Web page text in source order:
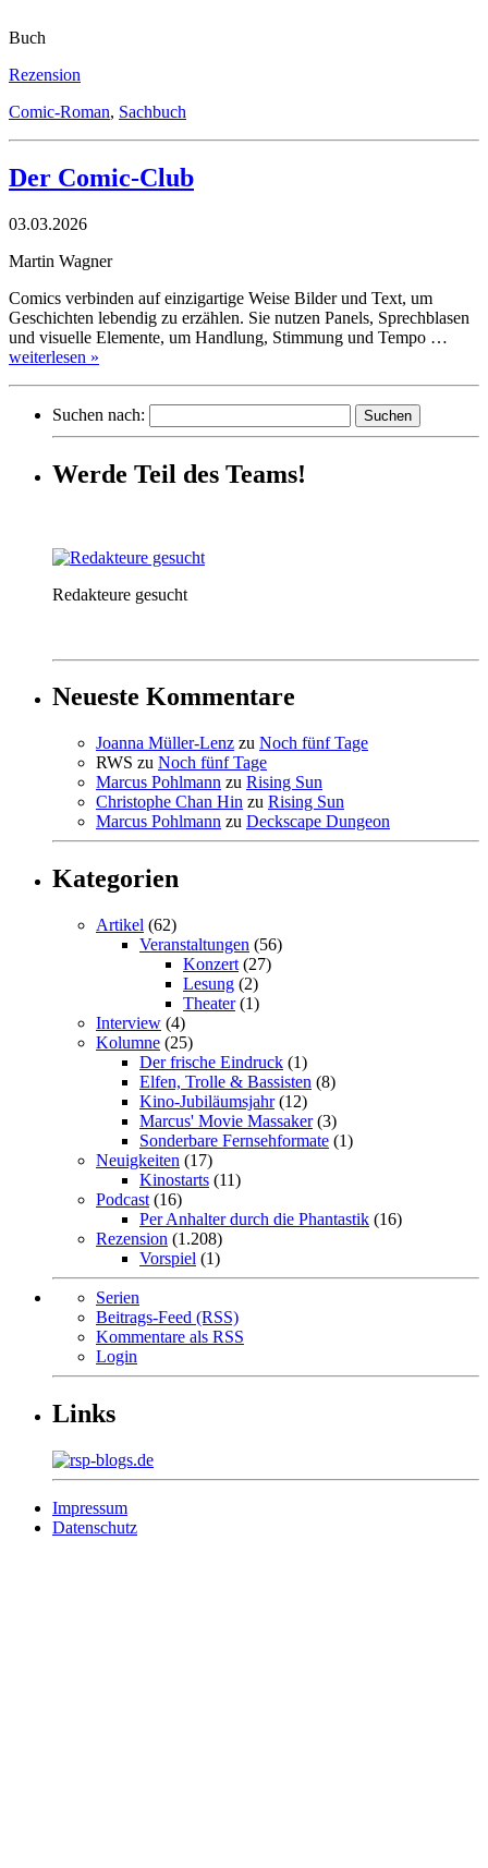
Buch
Rezension
Comic-Roman, Sachbuch
Der Comic-Club
03.03.2026
Martin Wagner
Comics verbinden auf einzigartige Weise Bilder und Text, um
Geschichten lebendig zu erzählen. Sie nutzen Panels, Sprechblasen
und visuelle Elemente, um Handlung, Stimmung und Tempo …
weiterlesen »
Suchen nach:
Werde Teil des Teams!
Redakteure gesucht
Neueste Kommentare
Joanna Müller-Lenz zu Noch fünf Tage
RWS zu Noch fünf Tage
Marcus Pohlmann zu Rising Sun
Christophe Chan Hin zu Rising Sun
Marcus Pohlmann zu Deckscape Dungeon
Kategorien
Artikel (62)
Veranstaltungen (56)
Konzert (27)
Lesung (2)
Theater(1)
Interview (4)
Kolumne (25)
Der frische Eindruck (1)
Elfen, Trolle & Bassisten (8)
Kino-Jubiläumsjahr(12)
Marcus' Movie Massaker(3)
Sonderbare Fernsehformate (1)
Neuigkeiten (17)
Kinostarts (11)
Podcast (16)
Per Anhalter durch die Phantastik (16)
Rezension (1.208)
Vorspiel (1)
Serien
Beitrags-Feed (RSS)
Kommentare als RSS
Login
Links
Impressum
Datenschutz